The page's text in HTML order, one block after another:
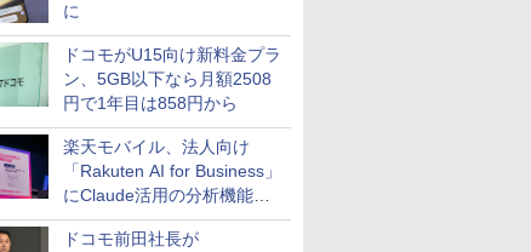
に
ドコモがU15向け新料金プラ
ン、5GB以下なら月額2508
円で1年目は858円から
楽天モバイル、法人向け
「Rakuten AI for Business」
にClaude活用の分析機能な
どを追加
ドコモ前田社長が